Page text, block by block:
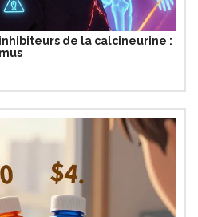
de la calcineurine :